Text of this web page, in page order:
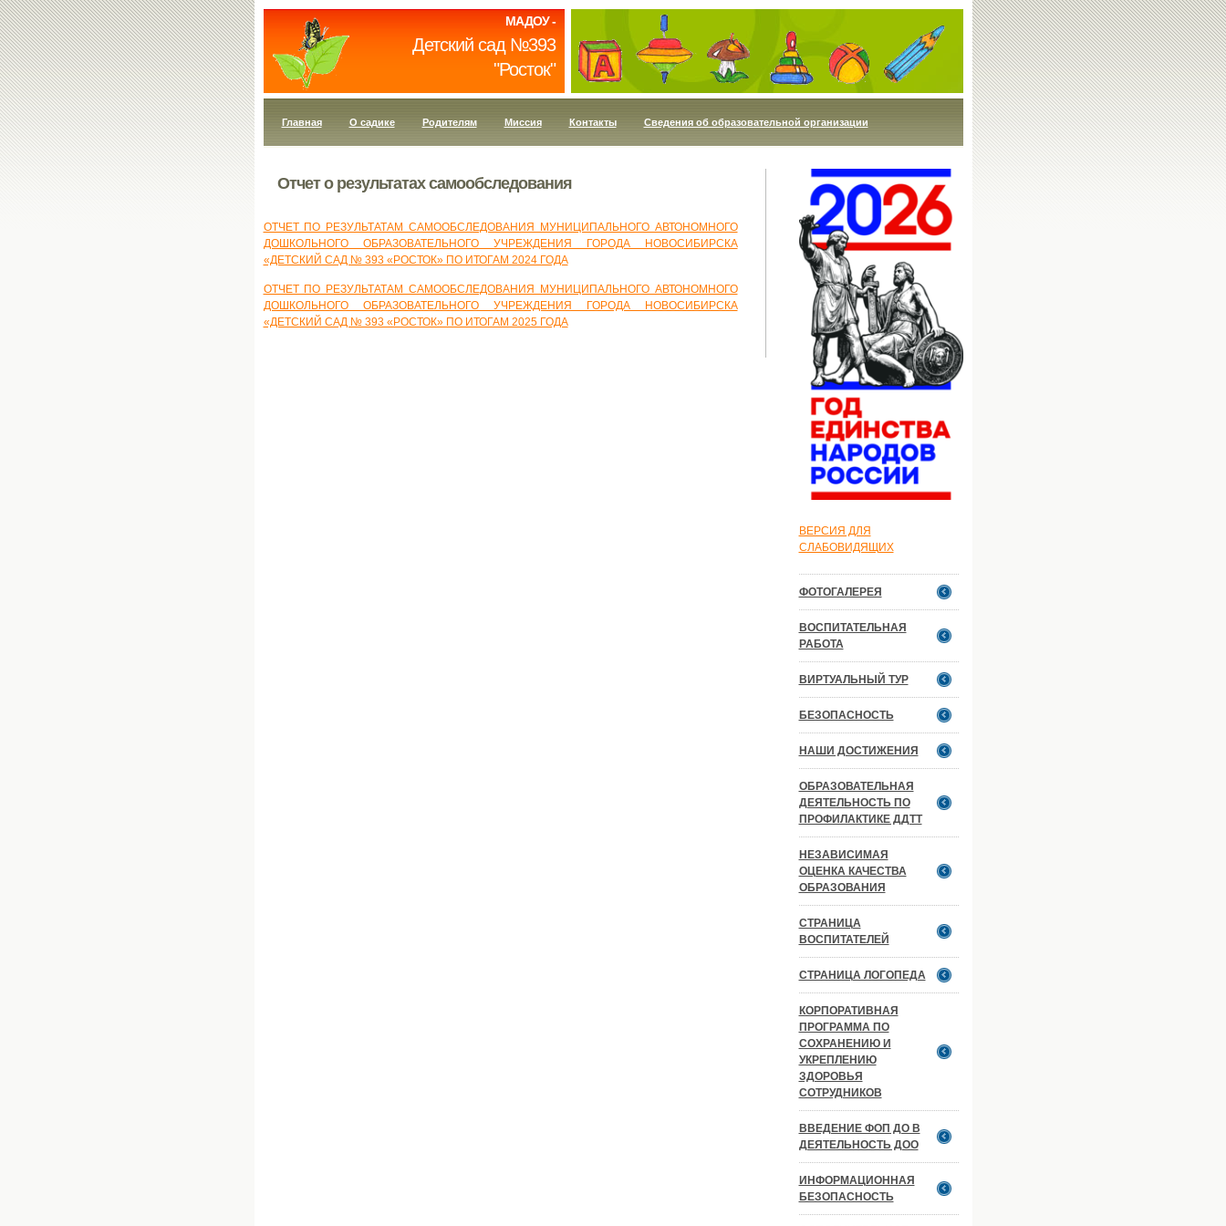
МАДОУ -
Детский сад №393
"Росток"
Главная О садике Родителям Миссия Контакты Сведения об образовательной организации
Отчет о результатах самообследования
ОТЧЕТ ПО РЕЗУЛЬТАТАМ САМООБСЛЕДОВАНИЯ МУНИЦИПАЛЬНОГО АВТОНОМНОГО
ДОШКОЛЬНОГО ОБРАЗОВАТЕЛЬНОГО УЧРЕЖДЕНИЯ ГОРОДА НОВОСИБИРСКА
«ДЕТСКИЙ САД № 393 «РОСТОК» ПО ИТОГАМ 2024 ГОДА
ОТЧЕТ ПО РЕЗУЛЬТАТАМ САМООБСЛЕДОВАНИЯ МУНИЦИПАЛЬНОГО АВТОНОМНОГО
ДОШКОЛЬНОГО ОБРАЗОВАТЕЛЬНОГО УЧРЕЖДЕНИЯ ГОРОДА НОВОСИБИРСКА
«ДЕТСКИЙ САД № 393 «РОСТОК» ПО ИТОГАМ 2025 ГОДА
ВЕРСИЯ ДЛЯ
СЛАБОВИДЯЩИХ
ФОТОГАЛЕРЕЯ
ВОСПИТАТЕЛЬНАЯ
РАБОТА
ВИРТУАЛЬНЫЙ ТУР
БЕЗОПАСНОСТЬ
НАШИ ДОСТИЖЕНИЯ
ОБРАЗОВАТЕЛЬНАЯ
ДЕЯТЕЛЬНОСТЬ ПО
ПРОФИЛАКТИКЕ ДДТТ
НЕЗАВИСИМАЯ
ОЦЕНКА КАЧЕСТВА
ОБРАЗОВАНИЯ
СТРАНИЦА
ВОСПИТАТЕЛЕЙ
СТРАНИЦА ЛОГОПЕДА
КОРПОРАТИВНАЯ
ПРОГРАММА ПО
СОХРАНЕНИЮ И
УКРЕПЛЕНИЮ
ЗДОРОВЬЯ
СОТРУДНИКОВ
ВВЕДЕНИЕ ФОП ДО В
ДЕЯТЕЛЬНОСТЬ ДОО
ИНФОРМАЦИОННАЯ
БЕЗОПАСНОСТЬ